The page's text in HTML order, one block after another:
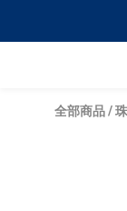
全部商品/